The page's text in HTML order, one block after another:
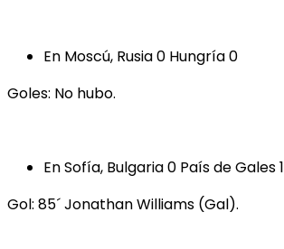
En Moscú, Rusia 0 Hungría 0
Goles: No hubo.
En Sofía, Bulgaria 0 País de Gales 1
Gol: 85´ Jonathan Williams (Gal).